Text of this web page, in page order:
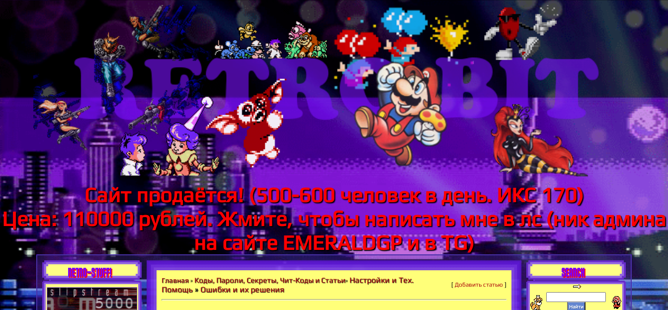
Сайт продаётся! (500-600 человек в день. ИКС 170)
Цена: 110000 рублей. Жмите, чтобы написать мне в лс (ник админа
на сайте EMERALDGP и в TG)
RETRO-STUFF!
Главная » Коды, Пароли, Секреты, Чит-Коды и Статьи» Настройки и Тех.
Помощь » Ошибки и их решения [ Добавить статью ]
SEARCH